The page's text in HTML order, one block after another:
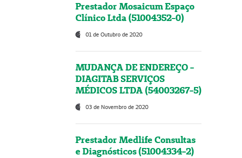
Prestador Mosaicum Espaço
Clínico Ltda (51004352-0)
01 de Outubro de 2020
MUDANÇA DE ENDEREÇO -
DIAGITAB SERVIÇOS
MÉDICOS LTDA (54003267-5)
03 de Novembro de 2020
Prestador Medlife Consultas
e Diagnósticos (51004334-2)